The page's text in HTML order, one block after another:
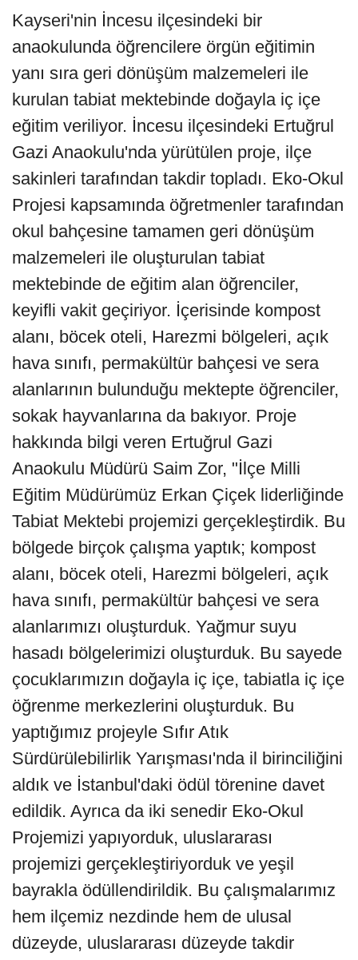
Kayseri'nin İncesu ilçesindeki bir
anaokulunda öğrencilere örgün eğitimin
yanı sıra geri dönüşüm malzemeleri ile
kurulan tabiat mektebinde doğayla iç içe
eğitim veriliyor. İncesu ilçesindeki Ertuğrul
Gazi Anaokulu'nda yürütülen proje, ilçe
sakinleri tarafından takdir topladı. Eko-Okul
Projesi kapsamında öğretmenler tarafından
okul bahçesine tamamen geri dönüşüm
malzemeleri ile oluşturulan tabiat
mektebinde de eğitim alan öğrenciler,
keyifli vakit geçiriyor. İçerisinde kompost
alanı, böcek oteli, Harezmi bölgeleri, açık
hava sınıfı, permakültür bahçesi ve sera
alanlarının bulunduğu mektepte öğrenciler,
sokak hayvanlarına da bakıyor. Proje
hakkında bilgi veren Ertuğrul Gazi
Anaokulu Müdürü Saim Zor, "İlçe Milli
Eğitim Müdürümüz Erkan Çiçek liderliğinde
Tabiat Mektebi projemizi gerçekleştirdik. Bu
bölgede birçok çalışma yaptık; kompost
alanı, böcek oteli, Harezmi bölgeleri, açık
hava sınıfı, permakültür bahçesi ve sera
alanlarımızı oluşturduk. Yağmur suyu
hasadı bölgelerimizi oluşturduk. Bu sayede
çocuklarımızın doğayla iç içe, tabiatla iç içe
öğrenme merkezlerini oluşturduk. Bu
yaptığımız projeyle Sıfır Atık
Sürdürülebilirlik Yarışması'nda il birinciliğini
aldık ve İstanbul'daki ödül törenine davet
edildik. Ayrıca da iki senedir Eko-Okul
Projemizi yapıyorduk, uluslararası
projemizi gerçekleştiriyorduk ve yeşil
bayrakla ödüllendirildik. Bu çalışmalarımız
hem ilçemiz nezdinde hem de ulusal
düzeyde, uluslararası düzeyde takdir